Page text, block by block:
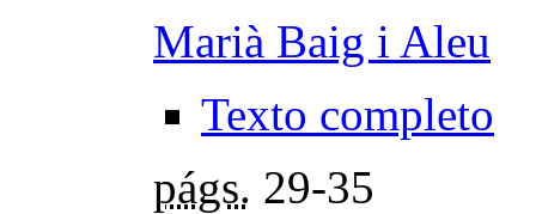
Marià Baig i Aleu
Texto completo
págs. 29-35